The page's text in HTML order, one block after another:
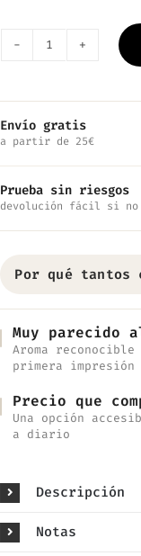
Inspirado
en
Hasard
cantidad
Envío gratis
a partir de 25€
Prueba sin riesgos
devolución fácil si no
Por qué
Muy parecido
Aroma
primera impresión
Precio que
Una opción
a diario
Descripción
Notas